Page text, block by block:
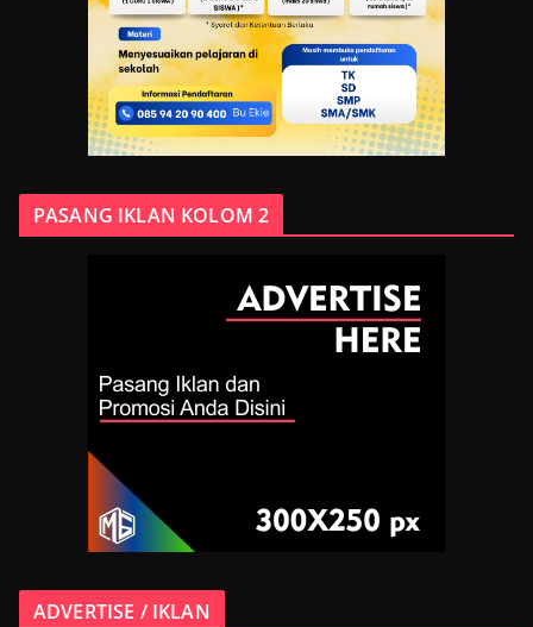
PASANG IKLAN KOLOM 2
ADVERTISE / IKLAN